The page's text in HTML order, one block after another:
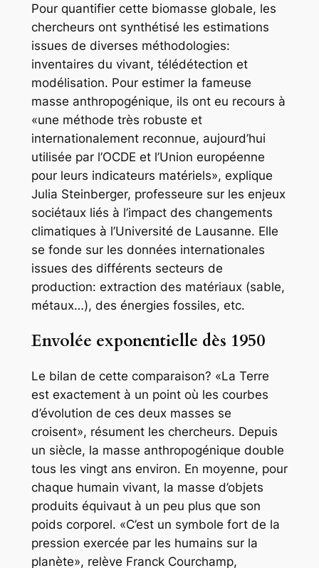
Pour quantifier cette biomasse globale, les
chercheurs ont synthétisé les estimations
issues de diverses méthodologies:
inventaires du vivant, télédétection et
modélisation. Pour estimer la fameuse
masse anthropogénique, ils ont eu recours à
«une méthode très robuste et
internationalement reconnue, aujourd’hui
utilisée par l’OCDE et l’Union européenne
pour leurs indicateurs matériels», explique
Julia Steinberger, professeure sur les enjeux
sociétaux liés à l’impact des changements
climatiques à l’Université de Lausanne. Elle
se fonde sur les données internationales
issues des différents secteurs de
production: extraction des matériaux (sable,
métaux…), des énergies fossiles, etc.
Envolée exponentielle dès 1950
Le bilan de cette comparaison? «La Terre
est exactement à un point où les courbes
d’évolution de ces deux masses se
croisent», résument les chercheurs. Depuis
un siècle, la masse anthropogénique double
tous les vingt ans environ. En moyenne, pour
chaque humain vivant, la masse d’objets
produits équivaut à un peu plus que son
poids corporel. «C’est un symbole fort de la
pression exercée par les humains sur la
planète», relève Franck Courchamp,